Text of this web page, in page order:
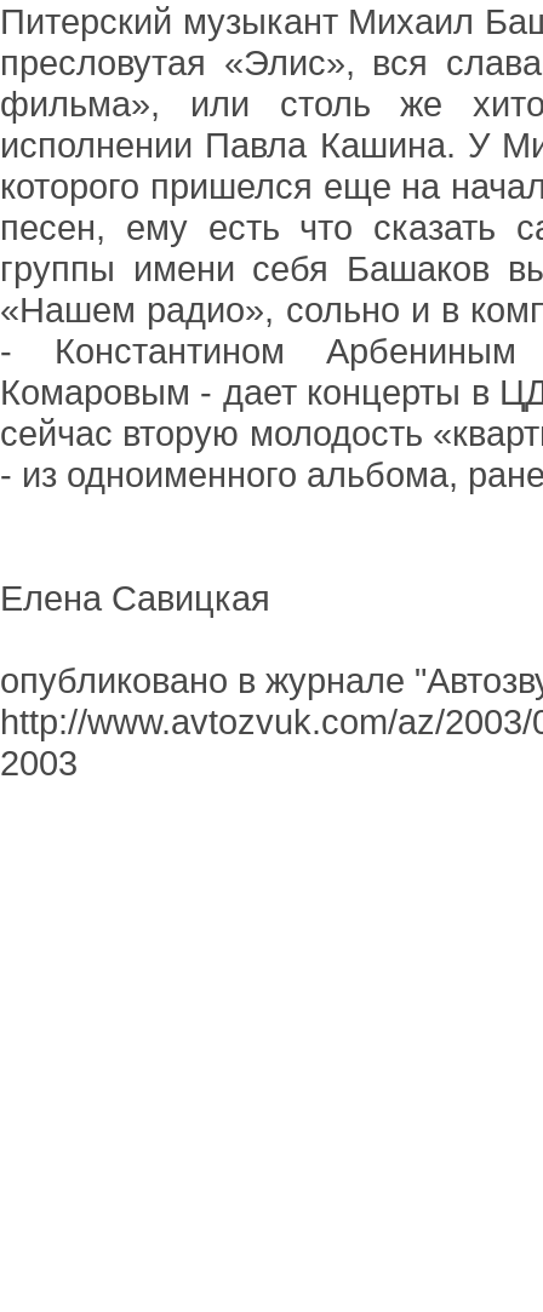
Питерский музыкант Михаил
пресловутая «Элис», вся
фильма», или столь же
исполнении Павла Кашина. У
которого пришелся еще на
песен, ему есть что сказать
группы имени себя Башаков
«Нашем радио», сольно и в
- Константином
Комаровым - дает концерты в
сейчас вторую молодость
- из одноименного альбома,
Елена Савицкая
опубликовано в журнале
http://www.avtozvuk.com/az/
2003